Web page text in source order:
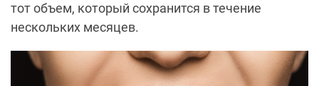
тот объем, который сохранится в течение
нескольких месяцев.